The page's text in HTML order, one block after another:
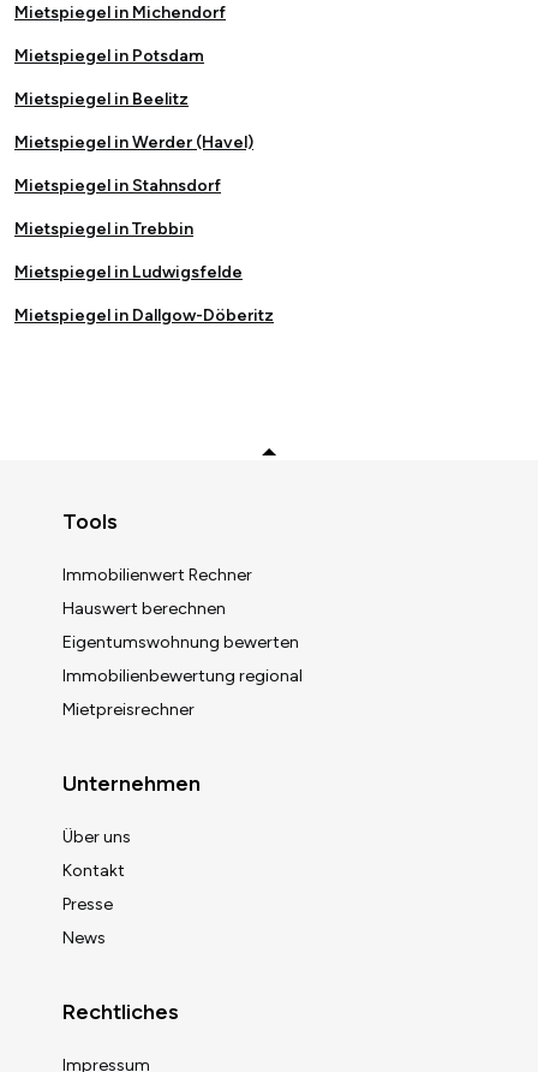
Mietspiegel in Michendorf
Mietspiegel in Potsdam
Mietspiegel in Beelitz
Mietspiegel in Werder (Havel)
Mietspiegel in Stahnsdorf
Mietspiegel in Trebbin
Mietspiegel in Ludwigsfelde
Mietspiegel in Dallgow-Döberitz
Tools
Immobilienwert Rechner
Hauswert berechnen
Eigentumswohnung bewerten
Immobilienbewertung regional
Mietpreisrechner
Unternehmen
Über uns
Kontakt
Presse
News
Rechtliches
Impressum